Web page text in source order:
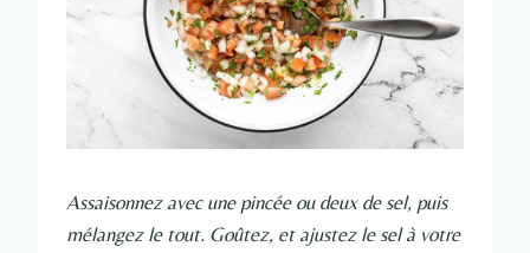
Assaisonnez avec une pincée ou deux de sel, puis
mélangez le tout. Goûtez, et ajustez le sel à votre